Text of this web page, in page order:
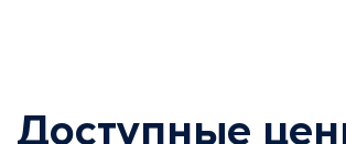
Доступные